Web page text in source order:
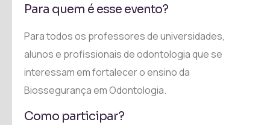
Para quem é esse evento?
Para todos os professores de universidades,
alunos e profissionais de odontologia que se
interessam em fortalecer o ensino da
Biossegurança em Odontologia.
Como participar?